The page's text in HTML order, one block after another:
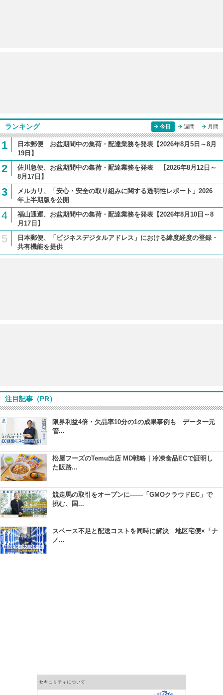
ランキング 今日 週間 月間
1
日本郵便 お盆期間中の集荷・配達業務を発表【2026年8月5日～8月
19日】
2
佐川急便、お盆期間中の集荷・配達業務を発表 【2026年8月12日～
8月17日】
3
メルカリ、「安心・安全の取り組みに関する透明性レポート」2026
年上半期版を公開
4
福山通運、お盆期間中の集荷・配達業務を発表【2026年8月10日～8
月17日】
5
日本郵便、「ビジネスデジタルアドレス」における緯度経度の登録・
共有機能を提供
注目記事（PR）
限界利益4倍・欠品率10分の1の成果事例も データ一元
管...
松屋フーズのTemu出店 MD戦略｜冷凍食品ECで証明し
た販路...
競走馬の取引をオープンに――「GMOクラウドEC」で
挑む、国...
スペース不足と配送コストを同時に解決 地区宅便×「ナ
ノ...